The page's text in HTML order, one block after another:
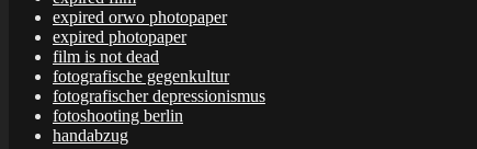
expired orwo photopaper
expired photopaper
film is not dead
fotografische gegenkultur
fotografischer depressionismus
fotoshooting berlin
handabzug